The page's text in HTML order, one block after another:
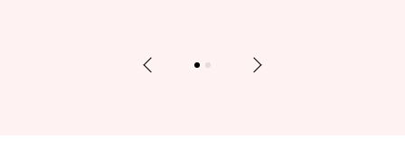
Previous 1 2 Next